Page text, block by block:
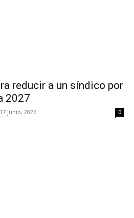
reducir a un síndico por
2027
17 junio, 2026 0